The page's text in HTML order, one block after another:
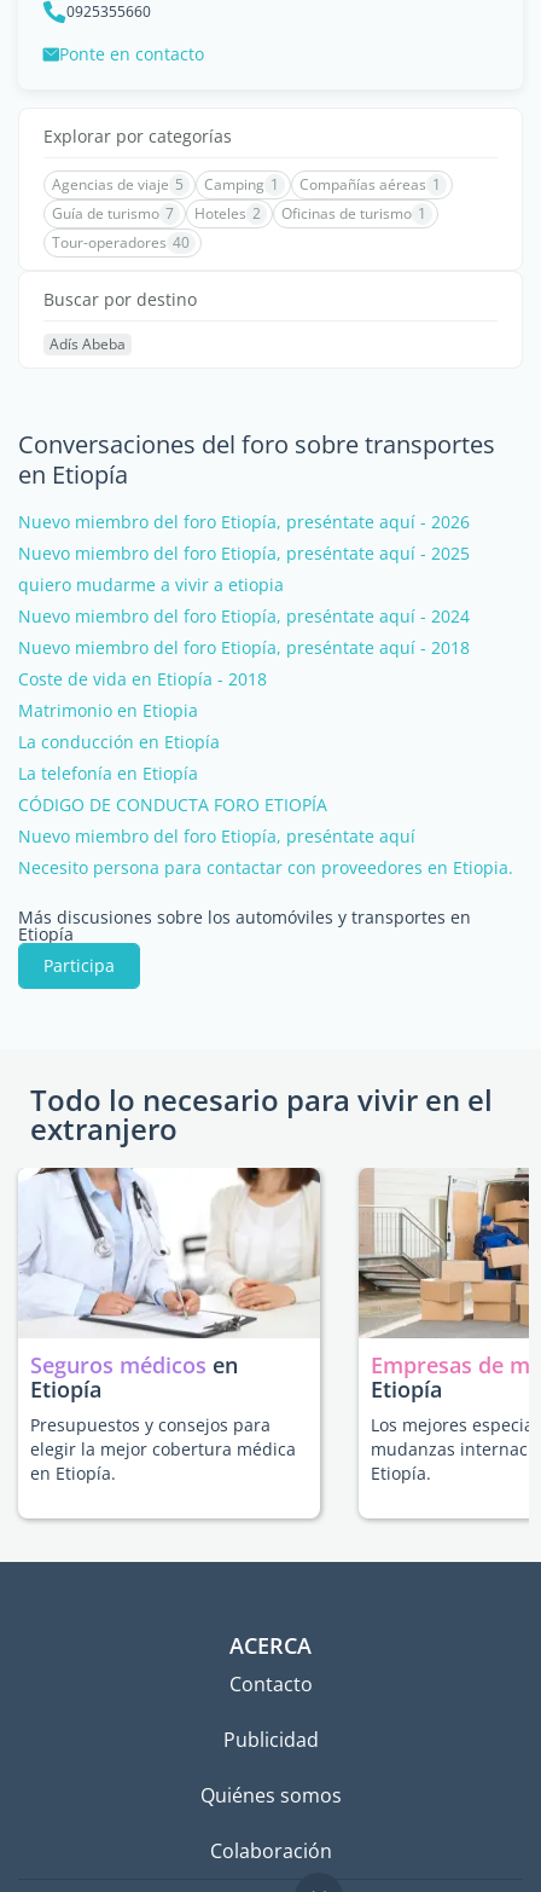
0925355660
Ponte en contacto
Explorar por categorías
Agencias de viaje 5 Camping 1 Compañías aéreas 1
Guía de turismo 7 Hoteles 2 Oficinas de turismo 1
Tour-operadores 40
Buscar por destino
Adís Abeba
Conversaciones del foro sobre transportes
en Etiopía
Nuevo miembro del foro Etiopía, preséntate aquí - 2026
Nuevo miembro del foro Etiopía, preséntate aquí - 2025
quiero mudarme a vivir a etiopia
Nuevo miembro del foro Etiopía, preséntate aquí - 2024
Nuevo miembro del foro Etiopía, preséntate aquí - 2018
Coste de vida en Etiopía - 2018
Matrimonio en Etiopia
La conducción en Etiopía
La telefonía en Etiopía
CÓDIGO DE CONDUCTA FORO ETIOPÍA
Nuevo miembro del foro Etiopía, preséntate aquí
Necesito persona para contactar con proveedores en Etiopia.
Más discusiones sobre los automóviles y transportes en
Etiopía
Participa
Todo lo necesario para vivir en el
extranjero
Seguros médicos en
Etiopía
Presupuestos y consejos para
elegir la mejor cobertura médica
en Etiopía.
Empresas de
Etiopía
Los mejores
mudanzas
Etiopía.
ACERCA
Contacto
Publicidad
Quiénes somos
Colaboración